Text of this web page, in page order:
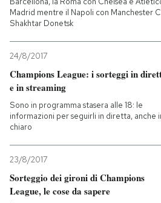
Scienza
Cultura
Economia
PODCAST
NEWSLETTER
I MIEI PREFERITI
Madrid mentre il Napoli con Manchester
Shakhtar Donetsk
24/8/2017
Champions League: i sorteggi in
e in streaming
Sono in programma stasera alle 18: le
informazioni per seguirli in diretta, anche
chiaro
23/8/2017
Sorteggio dei gironi di Champions
League, le cose da sapere